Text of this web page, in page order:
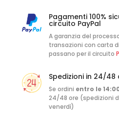
Pagamenti 100%
circuito PayPal
A garanzia del
transazioni con carta
passano per il circuito
Spedizioni in 24/48
Se ordini entro le
24/48 ore (spedizioni
venerdì)